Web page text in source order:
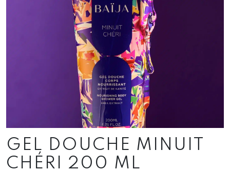
GEL DOUCHE MINUIT
CHÉRI 200 ML